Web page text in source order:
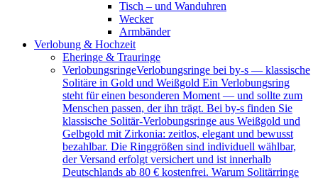
Tisch – und Wanduhren
Wecker
Armbänder
Verlobung & Hochzeit
Eheringe & Trauringe
VerlobungsringeVerlobungsringe bei by-s — klassische
Solitäre in Gold und Weißgold Ein Verlobungsring
steht für einen besonderen Moment — und sollte zum
Menschen passen, der ihn trägt. Bei by-s finden Sie
klassische Solitär-Verlobungsringe aus Weißgold und
Gelbgold mit Zirkonia: zeitlos, elegant und bewusst
bezahlbar. Die Ringgrößen sind individuell wählbar,
der Versand erfolgt versichert und ist innerhalb
Deutschlands ab 80 € kostenfrei. Warum Solitärringe